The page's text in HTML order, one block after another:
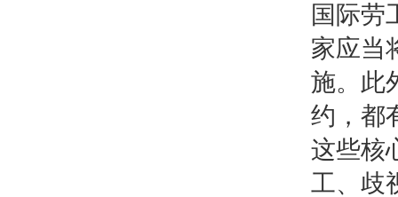
国际劳
家应当
施。此
约，都
这些核
工、歧